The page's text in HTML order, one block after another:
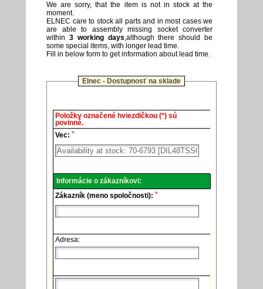
We are sorry, that the item is not in stock at the
moment.
ELNEC care to stock all parts and in most cases we
are able to assembly missing socket converter
within 3 working days,although there should be
some special items, with longer lead time.
Fill in below form to get information about lead time.
Elnec - Dostupnosť na sklade
Elnec
Technická
podpora.
Položky označené hviezdičkou (*) sú
povinné.
Vec: *
Informácie o zákazníkovi:
Zákazník (meno spoločnosti): *
Adresa: